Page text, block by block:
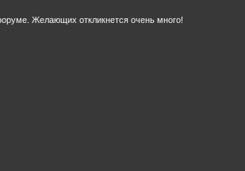
Желающих откликнется очень много!